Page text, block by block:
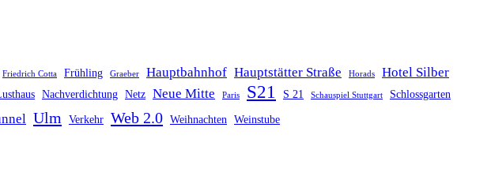
Friedrich Cotta Frühling Graeber Hauptbahnhof Hauptstätter Straße Horads Hotel Silber
Nachverdichtung Netz Neue Mitte Paris S21 S 21 Schauspiel Stuttgart Schlossgarten
Ulm Verkehr Web 2.0 Weihnachten Weinstube